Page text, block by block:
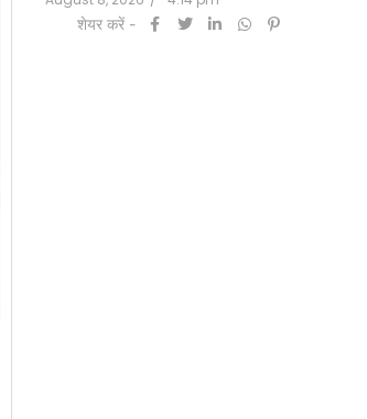
शेयर करें -